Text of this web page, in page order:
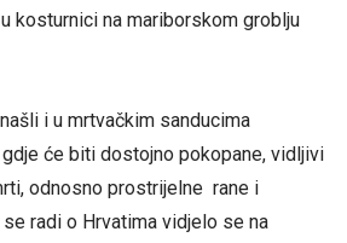
kosturnici na mariborskom groblju
i u mrtvačkim sanducima
će biti dostojno pokopane, vidljivi
odnosno prostrijelne rane i
radi o Hrvatima vidjelo se na